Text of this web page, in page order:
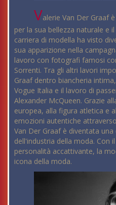
Valerie Van Der Graaf
per la sua bellezza naturale e
carriera di modella ha visto
sua apparizione nella
lavoro con fotografi famosi
Sorrenti. Tra gli altri lavori
Graaf dentro biancheria
Vogue Italia e il lavoro di
Alexander McQueen. Grazie
europea, alla figura atletica e
emozioni autentiche
Van Der Graaf è diventata
dell'industria della moda. Con
personalità accattivante, la
icona della moda.